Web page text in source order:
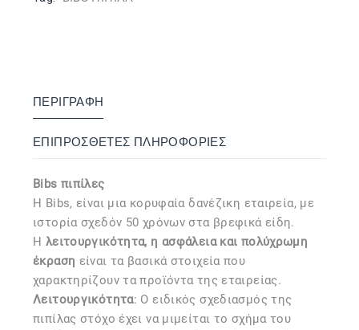
ΠΕΡΙΓΡΑΦΉ
ΕΠΙΠΡΌΣΘΕΤΕΣ ΠΛΗΡΟΦΟΡΊΕΣ
Bibs πιπίλες
Η Bibs, είναι μια κορυφαία δανέζικη εταιρεία, με
ιστορία σχεδόν 50 χρόνων στα βρεφικά είδη.
Η λειτουργικότητα, η ασφάλεια και πολύχρωμη
έκραση είναι τα βασικά στοιχεία που
χαρακτηρίζουν τα προϊόντα της εταιρείας.
Λειτουργικότητα: Ο ειδικός σχεδιασμός της
πιπίλας στόχο έχει να μιμείται το σχήμα του